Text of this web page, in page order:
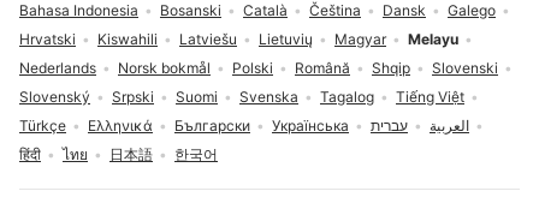
Bahasa Indonesia
Bosanski Català Čeština Dansk
Galego
Hrvatski
Kiswahili Latviešu Lietuvių Magyar
Melayu
Nederlands
Norsk bokmål Polski Română Shqip
Slovenski
Slovenský
Srpski Suomi Svenska Tagalog
Tiếng Việt
Türkçe
Ελληνικά Български Українська עברית
العربية
हिंदी
ไทย 日本語 한국어